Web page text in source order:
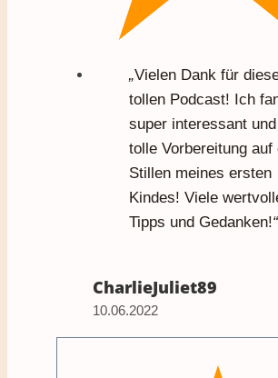
„Vielen Dank für
tollen Podcast! Ich
super interessant
tolle Vorbereitung auf
Stillen meines ersten
Kindes! Viele
Tipps und Gedanken!“
CharlieJuliet89
10.06.2022